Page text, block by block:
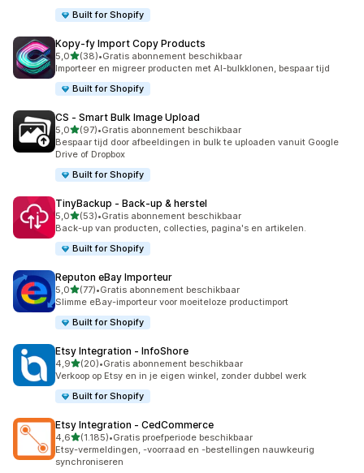
Built for Shopify
Kopy‑fy Import Copy Products
5,0van 5 sterren
(38)
38 recensies in totaal
•Gratis abonnement beschikbaar
Importeer en migreer producten met AI-bulkklonen, bespaar tijd
Built for Shopify
CS ‑ Smart Bulk Image Upload
5,0van 5 sterren
(97)
97 recensies in totaal
•Gratis abonnement beschikbaar
Bespaar tijd door afbeeldingen in bulk te uploaden vanuit Google
Drive of Dropbox
Built for Shopify
TinyBackup ‑ Back‑up & herstel
5,0van 5 sterren
(53)
53 recensies in totaal
•Gratis abonnement beschikbaar
Back-up van producten, collecties, pagina's en artikelen.
Built for Shopify
Reputon eBay Importeur
5,0van 5 sterren
(77)
77 recensies in totaal
•Gratis abonnement beschikbaar
Slimme eBay-importeur voor moeiteloze productimport
Built for Shopify
Etsy Integration ‑ InfoShore
4,9van 5 sterren
(20)
20 recensies in totaal
•Gratis abonnement beschikbaar
Verkoop op Etsy en in je eigen winkel, zonder dubbel werk
Built for Shopify
Etsy Integration ‑ CedCommerce
4,6van 5 sterren
(1.185)
1185 recensies in totaal
•Gratis proefperiode beschikbaar
Etsy-vermeldingen, -voorraad en -bestellingen nauwkeurig
synchroniseren